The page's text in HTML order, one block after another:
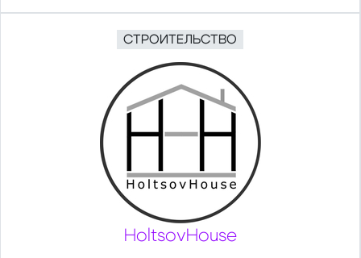
СТРОИТЕЛЬСТВО
HoltsovHouse